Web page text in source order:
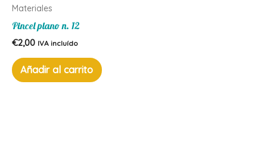
Materiales
Pincel plano n. 12
€2,00 IVA incluído
Añadir al carrito